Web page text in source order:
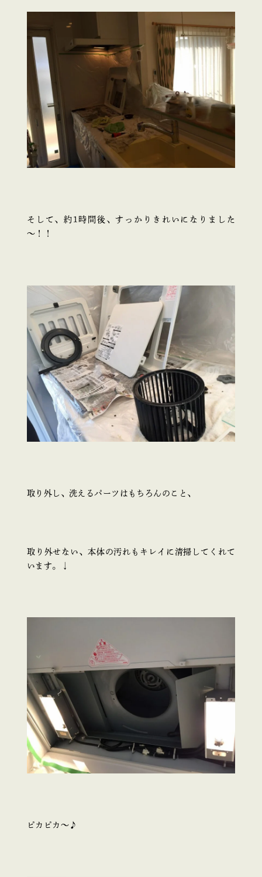
そして、約1時間後、すっかりきれいになりました
～！！
取り外し、洗えるパーツはもちろんのこと、
取り外せない、本体の汚れもキレイに清掃してくれて
います。↓
ピカピカ～♪